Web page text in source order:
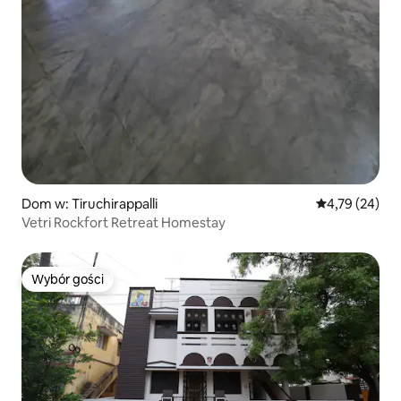
Dom w: Tiruchirappalli Średnia
4,79 (24)
Vetri Rockfort Retreat Homestay
Wybór gości
Wybór gości